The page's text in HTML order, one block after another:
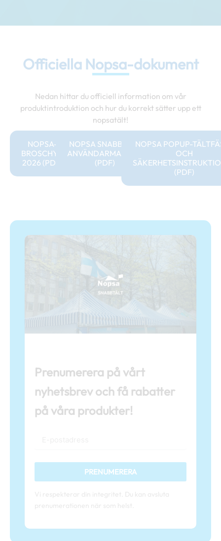
Officiella Nopsa-dokument
Nedan hittar du officiell information om vår
produktintroduktion och hur du korrekt sätter upp ett
nopsatält!
NOPSA-
BROSCHYR
2026 (PDF)
NOPSA SNABBTÄLT
ANVÄNDARMANUAL
(PDF)
NOPSA POPUP-
OCH
(PDF)
Prenumerera på vårt
nyhetsbrev och få rabatter
på våra produkter!
PRENUMERERA